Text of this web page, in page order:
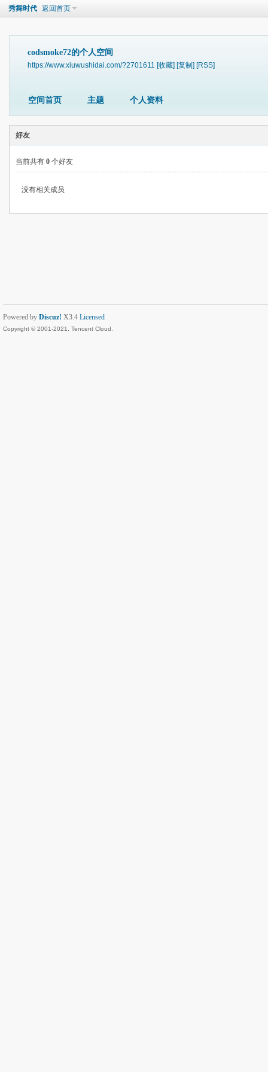
秀舞时代 返回首页
codsmoke72的个人空间
https://www.xiuwushidai.com/?2701611 [收藏] [复制] [RSS]
空间首页 主题 个人资料
好友
当前共有 0 个好友
没有相关成员
Powered by Discuz! X3.4 Licensed
Copyright © 2001-2021, Tencent Cloud.